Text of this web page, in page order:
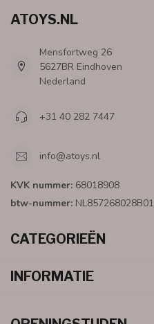
ATOYS.NL
Mensfortweg 26
5627BR Eindhoven
Nederland
+31 40 282 7447
info@atoys.nl
KVK nummer: 68018908
btw-nummer: NL857268028B01
CATEGORIEËN
INFORMATIE